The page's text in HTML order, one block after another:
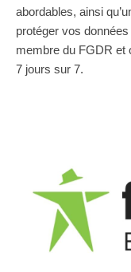
abordables, ainsi
protéger vos
membre du FGDR et
7 jours sur 7.